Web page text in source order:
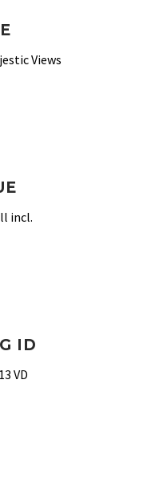
Views
incl.
ID
VD